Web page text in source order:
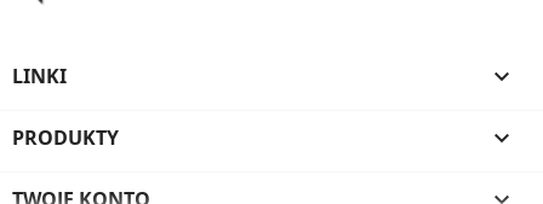
LINKI 
PRODUKTY 